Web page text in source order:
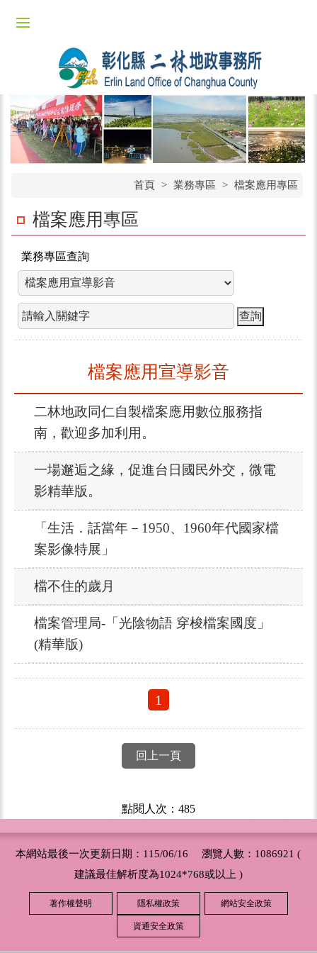
首頁 > 業務專區 > 檔案應用專區
檔案應用專區
業務專區查詢
檔案應用宣導影音
二林地政同仁自製檔案應用數位服務指
南，歡迎多加利用。
一場邂逅之緣，促進台日國民外交，微電
影精華版。
「生活．話當年－1950、1960年代國家檔
案影像特展」
檔不住的歲月
檔案管理局-「光陰物語 穿梭檔案國度」
(精華版)
1
回上一頁
點閱人次：485
本網站最後一次更新日期：115/06/16 瀏覽人數：1086921 (
建議最佳解析度為1024*768或以上 )
著作權聲明 隱私權政策 網站安全政策
資通安全政策